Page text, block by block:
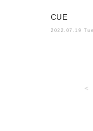
CUE
2022.07.19 Tue
＜